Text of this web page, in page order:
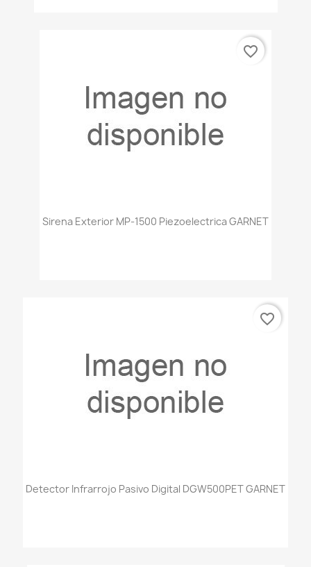
Sirena Exterior MP-1500 Piezoelectrica GARNET
favorite_border
Detector Infrarrojo Pasivo Digital DGW500PET GARNET
favorite_border